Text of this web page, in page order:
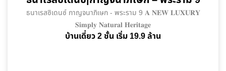
ธนาเรสซิเดนซ์ กาญจนาภิเษก - พระราม 9 𝐀 𝐍𝐄𝐖 𝐋𝐔𝐗𝐔𝐑𝐘
𝐒𝐢𝐦𝐩𝐥𝐲 𝐍𝐚𝐭𝐮𝐫𝐚𝐥 𝐇𝐞𝐫𝐢𝐭𝐚𝐠𝐞
บ้านเดี่ยว 2 ชั้น เริ่ม 19.9 ล้าน